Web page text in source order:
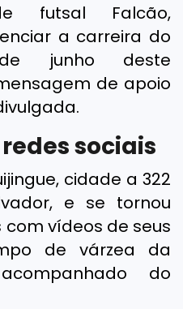
futsal Falcão,
a carreira do
junho deste
de apoio
sociais
cidade a 322
e se tornou
vídeos de seus
de várzea da
do